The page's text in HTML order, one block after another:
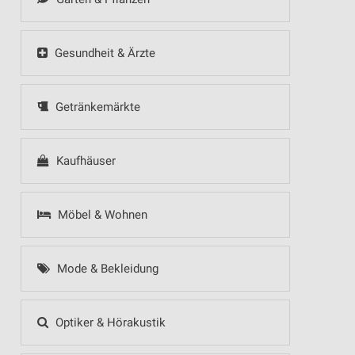
Gesundheit & Ärzte
Getränkemärkte
Kaufhäuser
Möbel & Wohnen
Mode & Bekleidung
Optiker & Hörakustik